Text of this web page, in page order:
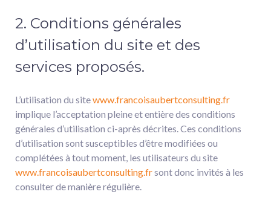
2. Conditions générales
d’utilisation du site et des
services proposés.
L’utilisation du sitewww.francoisaubertconsulting.fr
implique l’acceptation pleine et entière des conditions
générales d’utilisation ci-après décrites. Ces conditions
d’utilisation sont susceptibles d’être modifiées ou
complétées à tout moment, les utilisateurs du site
www.francoisaubertconsulting.frsont donc invités à les
consulter de manière régulière.